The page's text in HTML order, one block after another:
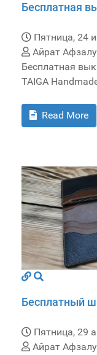
Бесплатная
Пятница, 24
Айрат
Бесплатная
TAIGA
Read More
Бесплатный
Пятница, 29
Айрат